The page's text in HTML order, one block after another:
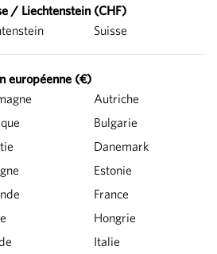
/ Liechtenstein (CHF)
Suisse
européenne (€)
Autriche
Bulgarie
Danemark
Estonie
France
Hongrie
Italie
AJOUTER AU PANIER
5,05 €
AJOUTER AU PANIER